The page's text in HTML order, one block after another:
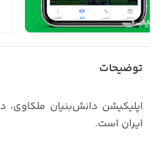
توضیحات
اپلیکیشن دانش‌بنیان
ایران است.